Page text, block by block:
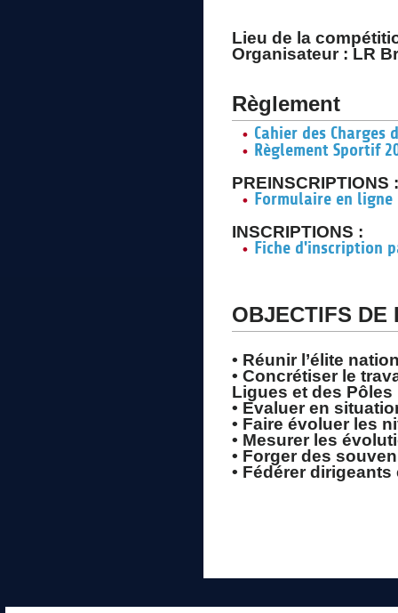
Lieu de la
Organisateur : LR
Règlement
Cahier des Charges
Règlement Sportif
PREINSCRIPTIONS :
Formulaire en ligne
INSCRIPTIONS :
Fiche d'inscription
OBJECTIFS DE
• Réunir l’élite
• Concrétiser le
Ligues et des Pôles
• Evaluer en
• Faire évoluer les
• Mesurer les
• Forger des
• Fédérer